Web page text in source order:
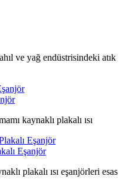
ve yağ endüstrisindeki atık
kaynaklı plakalı ısı
Eşanjör
plakalı ısı eşanjörleri esas